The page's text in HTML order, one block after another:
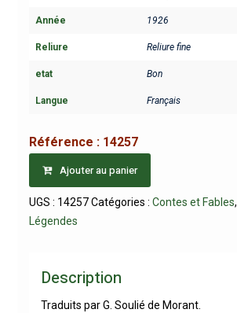
Année 1926
Reliure Reliure fine
etat Bon
Langue Français
Référence : 14257
Ajouter au panier
UGS : 14257 Catégories : Contes et Fables,
Légendes
Description
Traduits par G. Soulié de Morant.